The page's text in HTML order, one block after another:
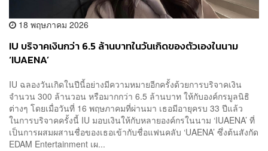
18 พฤษภาคม 2026
IU บริจาคเงินกว่า 6.5 ล้านบาทในวันเกิดของตัวเองในนาม
‘IUAENA’
IU ฉลองวันเกิดในปีนี้อย่างมีความหมายอีกครั้งด้วยการบริจาคเงิน
จำนวน 300 ล้านวอน หรือมากกว่า 6.5 ล้านบาท ให้กับองค์กรมูลนิธิ
ต่างๆ โดยเมื่อวันที่ 16 พฤษภาคมที่ผ่านมา เธอมีอายุครบ 33 ปีแล้ว
ในการบริจาคครั้งนี้ IU มอบเงินให้กับหลายองค์กรในนาม ‘IUAENA’ ที่
เป็นการผสมผสานชื่อของเธอเข้ากับชื่อแฟนคลับ ‘UAENA’ ซึ่งต้นสังกัด
EDAM Entertainment เผ...